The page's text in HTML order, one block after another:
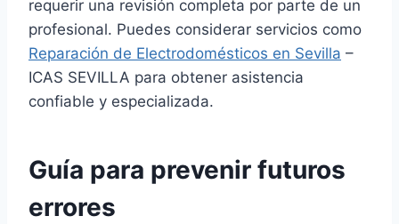
requerir una revisión completa por parte de un
profesional. Puedes considerar servicios como
Reparación de Electrodomésticos en Sevilla –
ICAS SEVILLA para obtener asistencia
confiable y especializada.
Guía para prevenir futuros
errores